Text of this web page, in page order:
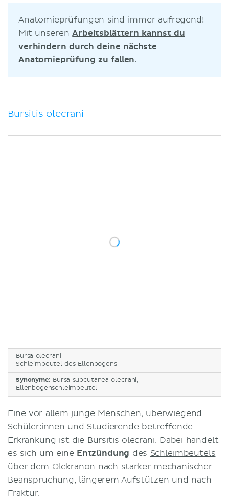
Anatomieprüfungen sind immer aufregend!
Mit unserenArbeitsblättern kannst du
verhindern durch deine nächste
Anatomieprüfung zu fallen.
Bursitis olecrani
Bursa olecrani
Schleimbeutel des Ellenbogens
Synonyme: Bursa subcutanea olecrani,
Ellenbogenschleimbeutel
Eine vor allem junge Menschen, überwiegend
Schüler:innen und Studierende betreffende
Erkrankung ist die Bursitis olecrani. Dabei handelt
es sich um eine Entzündung des Schleimbeutels
über dem Olekranon nach starker mechanischer
Beanspruchung, längerem Aufstützen und nach
Fraktur.